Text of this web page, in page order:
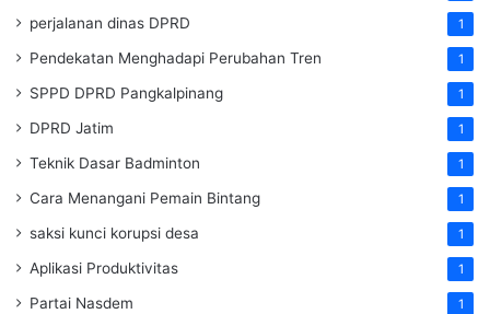
perjalanan dinas DPRD 1
Pendekatan Menghadapi Perubahan Tren 1
SPPD DPRD Pangkalpinang 1
DPRD Jatim 1
Teknik Dasar Badminton 1
Cara Menangani Pemain Bintang 1
saksi kunci korupsi desa 1
Aplikasi Produktivitas 1
Partai Nasdem 1